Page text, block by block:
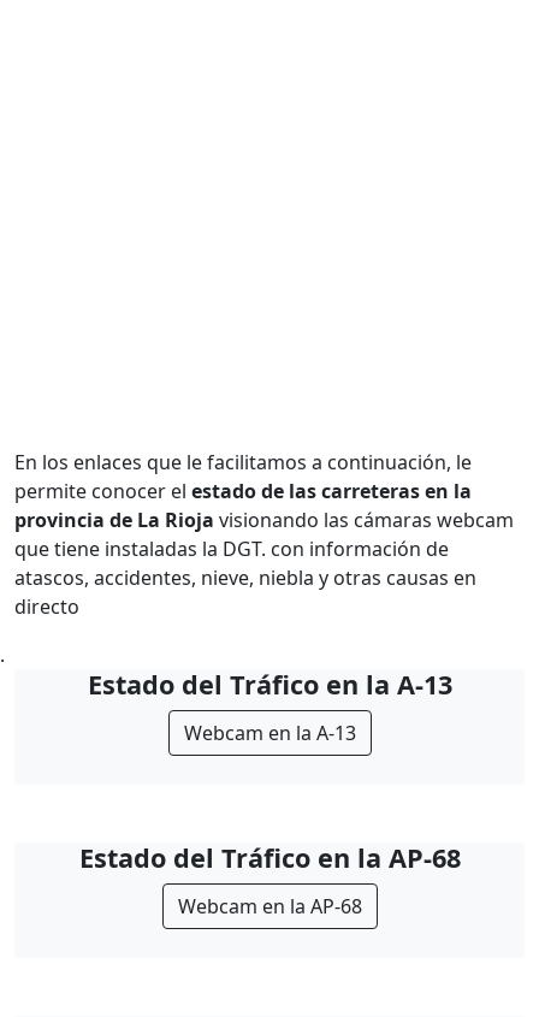
En los enlaces que le facilitamos a continuación, le
permite conocer el estado de las carreteras en la
provincia de La Rioja visionando las cámaras webcam
que tiene instaladas la DGT. con información de
atascos, accidentes, nieve, niebla y otras causas en
directo
.
Estado del Tráfico en la A-13
Webcam en la A-13
Estado del Tráfico en la AP-68
Webcam en la AP-68